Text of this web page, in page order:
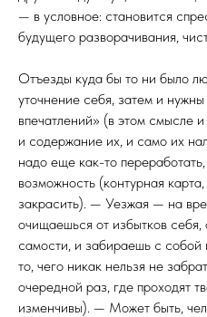
— в условное: становится
будущего разворачивания,
Отъезды куда бы то ни было
уточнение себя, затем и
впечатлений» (в этом смысле
и содержание их, и само их
надо еще как-то
возможность (контурная
закрасить). — Уезжая — на
очищаешься от избытков себя,
самости, и забираешь с
то, чего никак нельзя не
очередной раз, где проходят
изменчивы). — Может быть,